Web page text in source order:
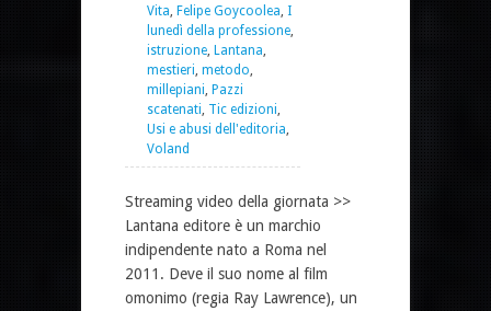
Vita, Felipe Goycoolea, I
lunedì della professione,
istruzione, Lantana,
mestieri, metodo,
millepiani, Pazzi
scatenati, Tic edizioni,
Usi e abusi dell'editoria,
Voland
Streaming video della giornata >>
Lantana editore è un marchio
indipendente nato a Roma nel
2011. Deve il suo nome al film
omonimo (regia Ray Lawrence), un